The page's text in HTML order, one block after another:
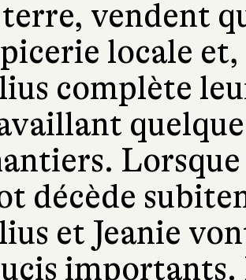
vendent
locale
complète
décède
et Jeanie